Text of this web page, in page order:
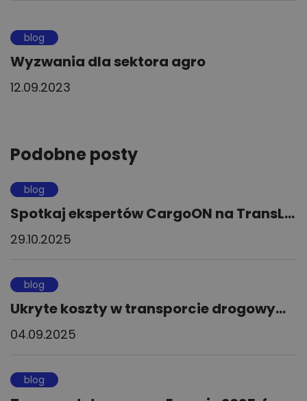
blog
Wyzwania dla sektora agro
12.09.2023
Podobne posty
blog
Spotkaj ekspertów CargoON na TransL...
29.10.2025
blog
Ukryte koszty w transporcie drogowy...
04.09.2025
blog